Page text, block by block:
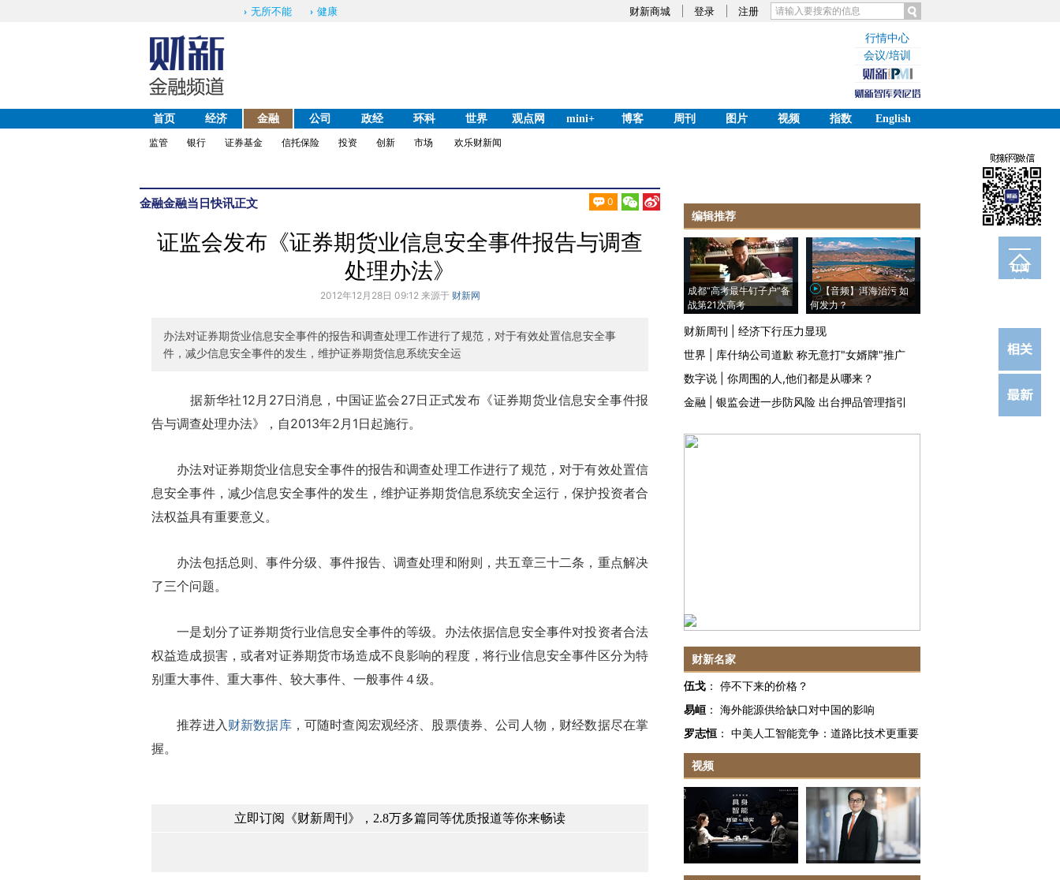
财新商城 登录 注册
无所不能 健康
行情中心
会议/培训
首页 经济 金融 公司 政经 环科 世界 观点网 mini+ 博客 周刊 图片 视频 指数
English
监管
银行 证券基金 信托保险 投资 创新 市场 欢乐财新闻
金融金融当日快讯正文 0
订阅
电邮
证监会发布《证券期货业信息安全事件报告与调查
处理办法》
2012年12月28日 09:12 来源于 财新网
办法对证券期货业信息安全事件的报告和调查处理工作进行了规范，对于有效处置信息安全事
件，减少信息安全事件的发生，维护证券期货信息系统安全运
据新华社12月27日消息，中国证监会27日正式发布《证券期货业信息安全事件报
告与调查处理办法》，自2013年2月1日起施行。
办法对证券期货业信息安全事件的报告和调查处理工作进行了规范，对于有效处置信
息安全事件，减少信息安全事件的发生，维护证券期货信息系统安全运行，保护投资者合
法权益具有重要意义。
办法包括总则、事件分级、事件报告、调查处理和附则，共五章三十二条，重点解决
了三个问题。
一是划分了证券期货行业信息安全事件的等级。办法依据信息安全事件对投资者合法
权益造成损害，或者对证券期货市场造成不良影响的程度，将行业信息安全事件区分为特
别重大事件、重大事件、较大事件、一般事件４级。
推荐进入财新数据库，可随时查阅宏观经济、股票债券、公司人物，财经数据尽在掌
握。
立即订阅《财新周刊》，2.8万多篇同等优质报道等你来畅读
编辑推荐
成都“高考最牛钉子户”备
战第21次高考
【音频】洱海治污 如
何发力？
财新周刊
经济下行压力显现
世界
库什纳公司道歉 称无意打"女婿牌"推广
数字说
你周围的人,他们都是从哪来？
金融
银监会进一步防风险 出台押品管理指引
财新名家
伍戈 ： 停不下来的价格？
易峘 ： 海外能源供给缺口对中国的影响
罗志恒 ： 中美人工智能竞争：道路比技术更重要
视频